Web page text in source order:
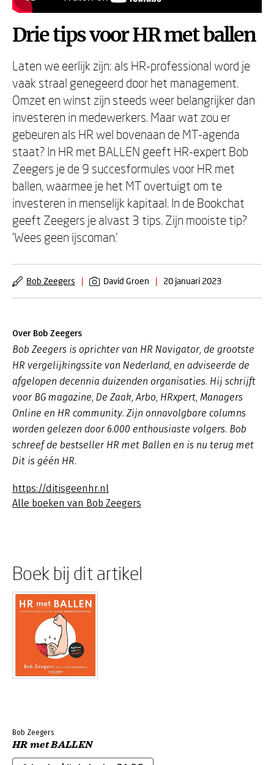
Drie tips voor HR met ballen
Laten we eerlijk zijn: als HR-professional word je
vaak straal genegeerd door het management.
Omzet en winst zijn steeds weer belangrijker dan
investeren in medewerkers. Maar wat zou er
gebeuren als HR wel bovenaan de MT-agenda
staat? In HR met BALLEN geeft HR-expert Bob
Zeegers je de 9 succesformules voor HR met
ballen, waarmee je het MT overtuigt om te
investeren in menselijk kapitaal. In de Bookchat
geeft Zeegers je alvast 3 tips. Zijn mooiste tip?
'Wees geen ijscoman.'
Bob Zeegers | David Groen | 20 januari 2023
Over Bob Zeegers
Bob Zeegers is oprichter van HR Navigator, de grootste
HR vergelijkingssite van Nederland, en adviseerde de
afgelopen decennia duizenden organisaties. Hij schrijft
voor BG magazine, De Zaak, Arbo, HRxpert, Managers
Online en HR community. Zijn onnavolgbare columns
worden gelezen door 6.000 enthousiaste volgers. Bob
schreef de bestseller HR met Ballen en is nu terug met
Dit is géén HR.
https://ditisgeenhr.nl
Alle boeken van Bob Zeegers
Boek bij dit artikel
Bob Zeegers
HR met BALLEN